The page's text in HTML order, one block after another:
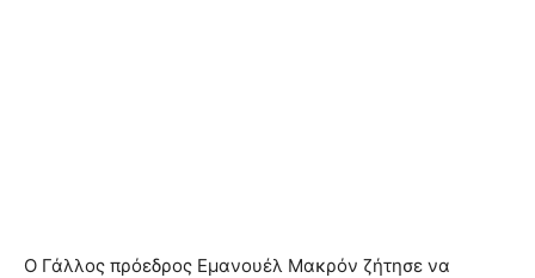
Ο Γάλλος πρόεδρος Εμανουέλ Μακρόν ζήτησε να